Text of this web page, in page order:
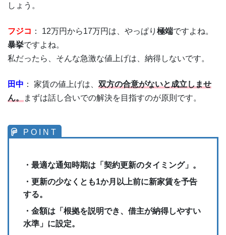
しょう。
フジコ ： 12万円から17万円は、やっぱり 極端ですよね。
暴挙ですよね。
私だったら、そんな急激な値上げは、納得しないです。
田中 ： 家賃の値上げは、 双方の合意がないと成立しませ
ん。
まずは話し合いでの解決を目指すのが原則です。
・最適な通知時期は「契約更新のタイミング」。
・更新の少なくとも1か月以上前に新家賃を予告
する。
・金額は「根拠を説明でき、借主が納得しやすい
水準」に設定。